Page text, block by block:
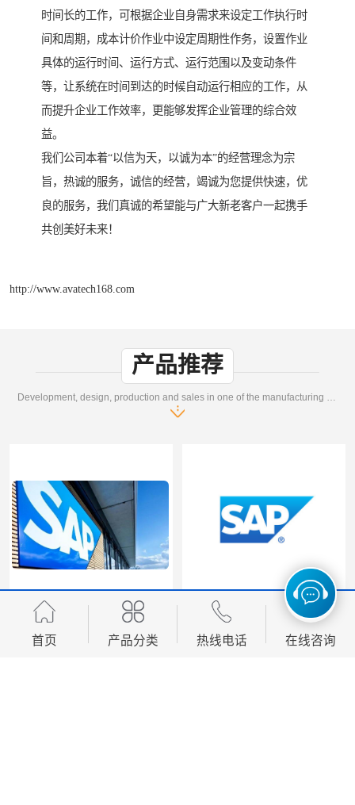
时间长的工作，可根据企业自身需求来设定工作执行时
间和周期，成本计价作业中设定周期性作务，设置作业
具体的运行时间、运行方式、运行范围以及变动条件
等，让系统在时间到达的时候自动运行相应的工作，从
而提升企业工作效率，更能够发挥企业管理的综合效
益。
我们公司本着“以信为天，以诚为本”的经营理念为宗
旨，热诚的服务，诚信的经营，竭诚为您提供快速，优
良的服务，我们真诚的希望能与广大新老客户一起携手
共创美好未来！
http://www.avatech168.com
产品推荐
erp企业管理软件 ERP管理系统软件 北京奥维奥
首页 产品分类 热线电话 在线咨询